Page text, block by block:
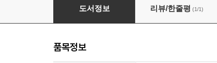
[대여] 법구경
도서정보 리뷰/한줄평 (1/1)
품목정보